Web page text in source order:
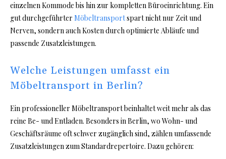
einzelnen Kommode bis hin zur kompletten Büroeinrichtung. Ein
gut durchgeführter Möbeltransportspart nicht nur Zeit und
Nerven, sondern auch Kosten durch optimierte Abläufe und
passende Zusatzleistungen.
Welche Leistungen umfasst ein
Möbeltransport in Berlin?
Ein professioneller Möbeltransport beinhaltet weit mehr als das
reine Be- und Entladen. Besonders in Berlin, wo Wohn- und
Geschäftsräume oft schwer zugänglich sind, zählen umfassende
Zusatzleistungen zum Standardrepertoire. Dazu gehören: